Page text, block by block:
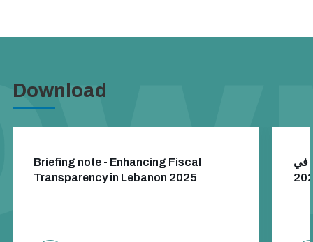
Download
Briefing note - Enhancing Fiscal
Transparency in Lebanon 2025
في